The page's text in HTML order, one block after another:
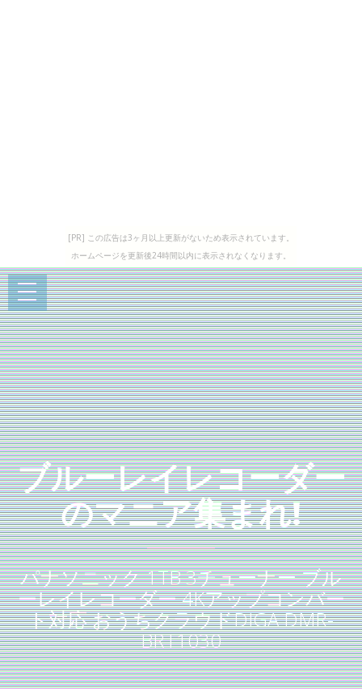
[PR] この広告は3ヶ月以上更新がないため表示されています。
ホームページを更新後24時間以内に表示されなくなります。
ブルーレイレコーダー
のマニア集まれ!
パナソニック 1TB 3チューナー ブル
ーレイレコーダー 4Kアップコンバー
ト対応 おうちクラウドDIGA DMR-
BRT1030